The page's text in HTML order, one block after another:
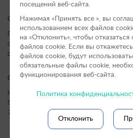
Самый запоминающийся клинический
Переводила статью по диетологии от
скунсов для клиентов, которые
разведением.
Совет владельцам животных
Кормите животных чем-то одним. Не
Переходя на другой корм делайте
7 дней, подмешивая один корм к
посещений веб-сайта.
Нажимая «Принять вce », вы
использованием всех файлов
на «Отклонить», чтобы отказаться
файлов сookie. Если вы
файлов cookie, будут
обязательные файлы cookie,
функционирования веб-сайта.
Политика
Отклонить